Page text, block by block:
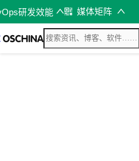
研发效能 媒体矩阵